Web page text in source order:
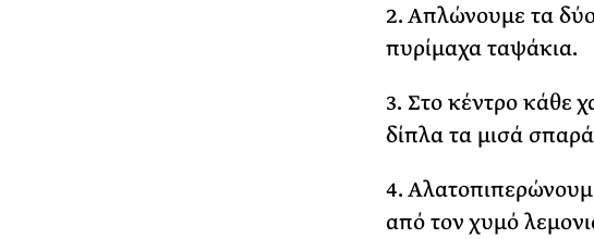
2. Απλώνουμε τα δύο
πυρίμαχα ταψάκια.
3. Στο κέντρο κάθε
δίπλα τα μισά
4.
από τον χυμό